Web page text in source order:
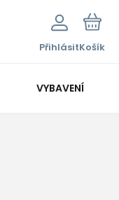
PřihlásitKošík
VYBAVENÍ